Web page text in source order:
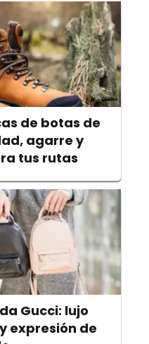
de botas de
agarre y
tus rutas
Gucci: lujo
expresión de